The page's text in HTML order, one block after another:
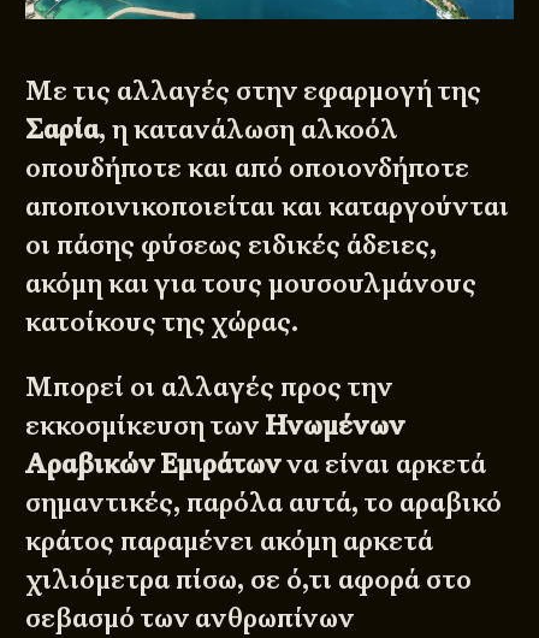
Με τις αλλαγές στην εφαρμογή της
Σαρία, η κατανάλωση αλκοόλ
οπουδήποτε και από οποιονδήποτε
αποποινικοποιείται και καταργούνται
οι πάσης φύσεως ειδικές άδειες,
ακόμη και για τους μουσουλμάνους
κατοίκους της χώρας.
Μπορεί οι αλλαγές προς την
εκκοσμίκευση των Ηνωμένων
Αραβικών Εμιράτωννα είναι αρκετά
σημαντικές, παρόλα αυτά, το αραβικό
κράτος παραμένει ακόμη αρκετά
χιλιόμετρα πίσω, σε ό,τι αφορά στο
σεβασμό των ανθρωπίνων